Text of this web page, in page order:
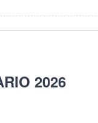
2026